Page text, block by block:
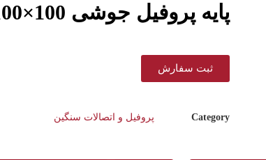
پایه پروفیل جوشی 100×100
ثبت سفارش
Category پروفیل و اتصالات سنگین